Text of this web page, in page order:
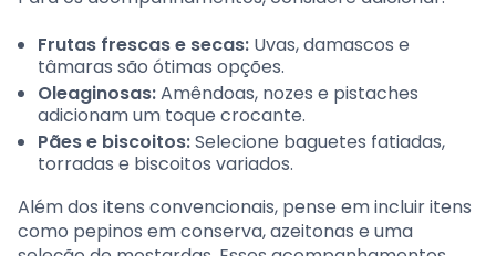
Frutas frescas e secas: Uvas, damascos e
tâmaras são ótimas opções.
Oleaginosas:Amêndoas, nozes e pistaches
adicionam um toque crocante.
Pães e biscoitos:Selecione baguetes fatiadas,
torradas e biscoitos variados.
Além dos itens convencionais, pense em incluir itens
como pepinos em conserva, azeitonas e uma